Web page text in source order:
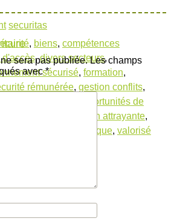
securitas
, biens, compétences
d'accès,divers secteurs,
sécurisé, formation,
rémunérée, gestion conflits,
opportunités de
rémunération attrayante,
sûreté publique, valorisé
sera pas publiée. Les champs
avec*